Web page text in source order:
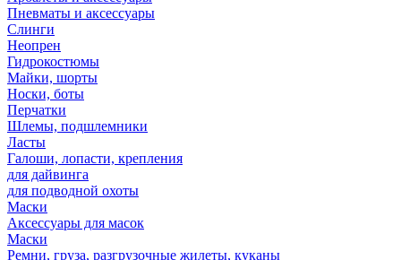
Пневматы и аксессуары
Слинги
Неопрен
Гидрокостюмы
Майки, шорты
Носки, боты
Перчатки
Шлемы, подшлемники
Ласты
Галоши, лопасти, крепления
для дайвинга
для подводной охоты
Маски
Аксессуары для масок
Маски
Ремни, груза, разгрузочные жилеты, куканы